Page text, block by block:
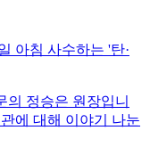
아침 사수하는 '탄·
의 정승은 원장입니
에 대해 이야기 나눈